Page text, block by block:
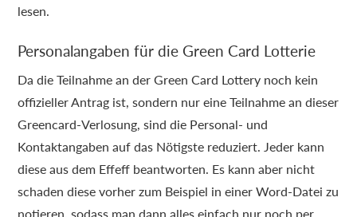
lesen.
Personalangaben für die Green Card Lotterie
Da die Teilnahme an der Green Card Lottery noch kein
offizieller Antrag ist, sondern nur eine Teilnahme an dieser
Greencard-Verlosung, sind die Personal- und
Kontaktangaben auf das Nötigste reduziert. Jeder kann
diese aus dem Effeff beantworten. Es kann aber nicht
schaden diese vorher zum Beispiel in einer Word-Datei zu
notieren, sodass man dann alles einfach nur noch per